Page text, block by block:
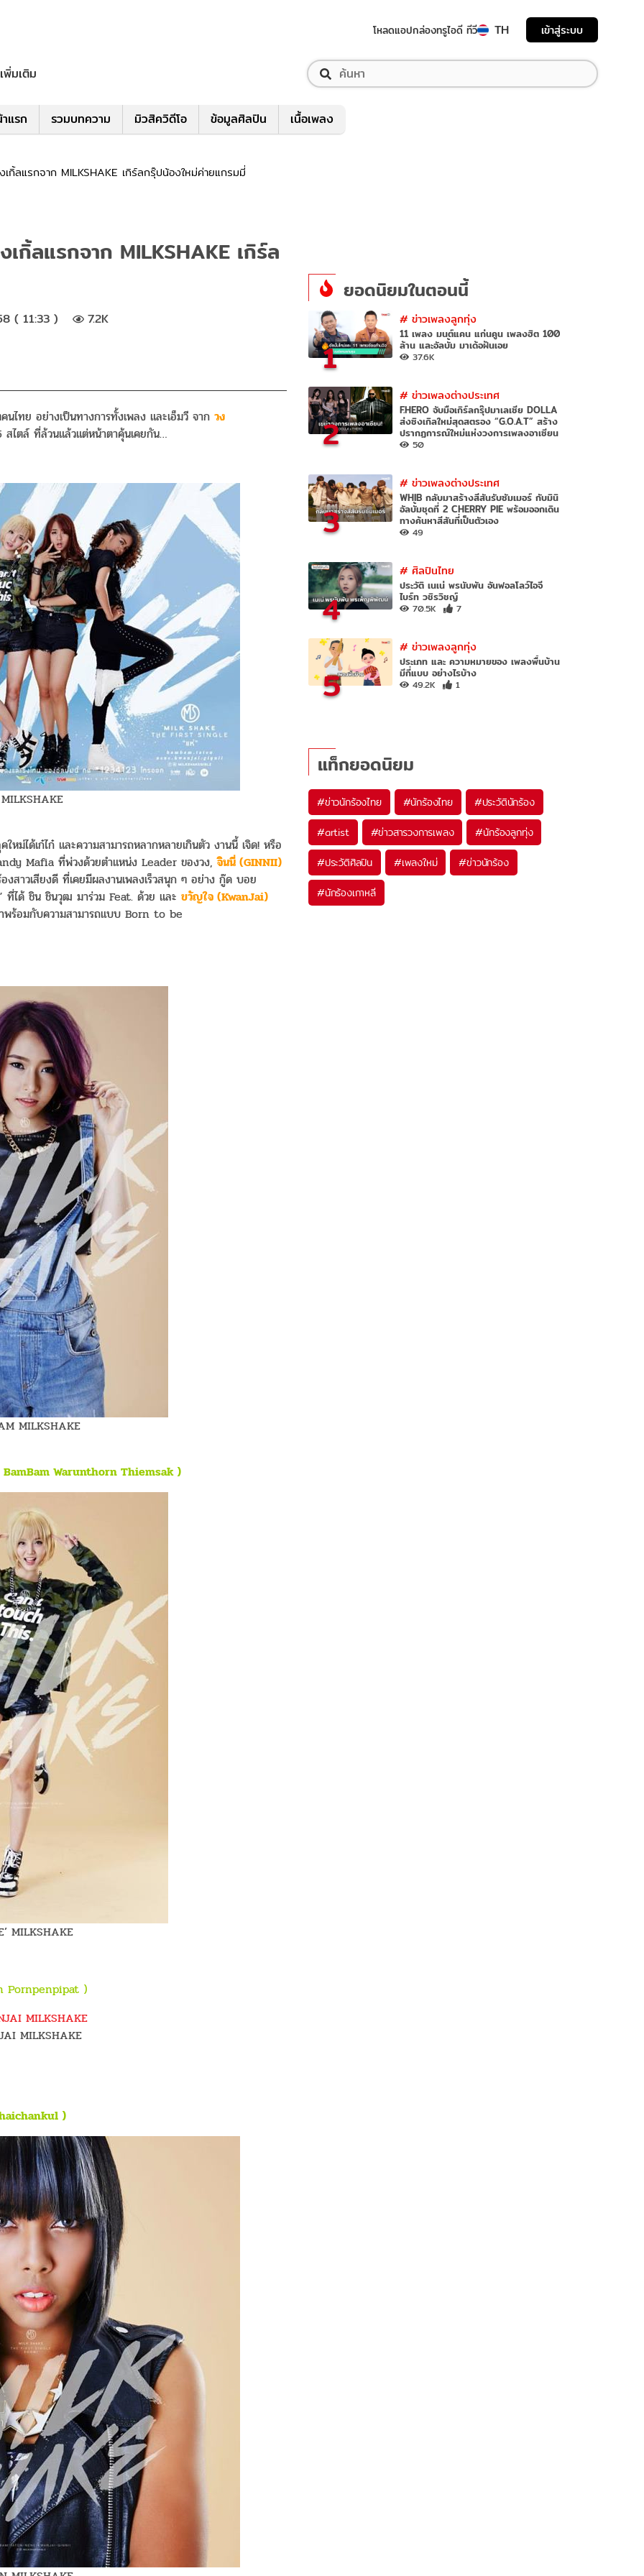
โหลดแอปกล่องทรูไอดี ทีวี TH เข้าสู่ระบบ
เพิ่มเติม
แรก รวมบทความ มิวสิควิดีโอ ข้อมูลศิลปิน เนื้อเพลง
กิ้ลแรกจาก MILKSHAKE เกิร์ลกรุ๊ปน้องใหม่ค่ายแกรมมี่
กิ้ลแรกจาก MILKSHAKE เกิร์ล
( 11:33 ) 7.2K
ไทย อย่างเป็นทางการทั้งเพลง และเอ็มวี จาก วง
ไตล์ ที่ล้วนแล้วแต่หน้าตาคุ้นเคยกัน…
ม่ได้เก๋ไก๋ และความสามารถหลากหลายเกินตัว งานนี้ เจิด! หรือ
Mafia ที่พ่วงด้วยตำแหน่ง Leader ของวง,จินนี่ (GINNII)
งสาวเสียงดี ที่เคยมีผลงานเพลงเร็วสนุก ๆ อย่าง กู๊ด บอย
ที่ได้ ชิน ชินวุฒ มาร่วม Feat. ด้วย และ ขวัญใจ (KwanJai)
ร้อมกับความสามารถแบบ Born to be
MILKSHAKE
Warunthorn Thiemsak )
MILKSHAKE
Pornpenpipat )
MILKSHAKE
)
ยอดนิยมในตอนนี้
1
# ข่าวเพลงลูกทุ่ง
11 เพลง มนต์แคน แก่นคูน เพลงฮิต 100
ล้าน และอัลบั้ม มาเด้อฝันเอย
37.6K
2
# ข่าวเพลงต่างประเทศ
F.HERO จับมือเกิร์ลกรุ๊ปมาเลเซีย DOLLA
ส่งซิงเกิลใหม่สุดสตรอง “G.O.A.T” สร้าง
ปรากฏการณ์ใหม่แห่งวงการเพลงอาเซียน
50
3
# ข่าวเพลงต่างประเทศ
WHIB กลับมาสร้างสีสันรับซัมเมอร์ กับมินิ
อัลบั้มชุดที่ 2 CHERRY PIE พร้อมออกเดิน
ทางค้นหาสีสันที่เป็นตัวเอง
49
4
# ศิลปินไทย
ประวัติ เนเน่ พรนับพัน อันฟอลโลว์ไอจี
ไบร์ท วชิรวิชญ์
70.5K 7
5
# ข่าวเพลงลูกทุ่ง
ประเภท และ ความหมายของ เพลงพื้นบ้าน
มีกี่แบบ อย่างไรบ้าง
49.2K 1
แท็กยอดนิยม
#ข่าวนักร้องไทย #นักร้องไทย #ประวัตินักร้อง
#artist #ข่าวสารวงการเพลง #นักร้องลูกทุ่ง
#ประวัติศิลปิน #เพลงใหม่ #ข่าวนักร้อง
#นักร้องเกาหลี